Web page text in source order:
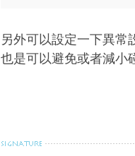
另外可以設定一下異常
也是可以避免或者減小